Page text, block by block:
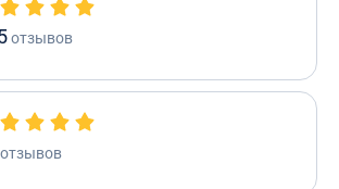
отзывов
отзывов